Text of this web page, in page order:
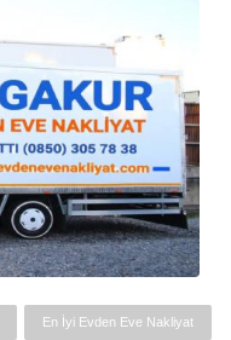
En İyi Evden Eve Nakliyat